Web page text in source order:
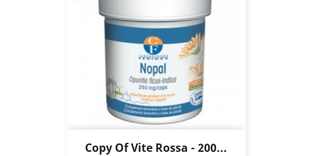
Copy Of Vite Rossa - 200...